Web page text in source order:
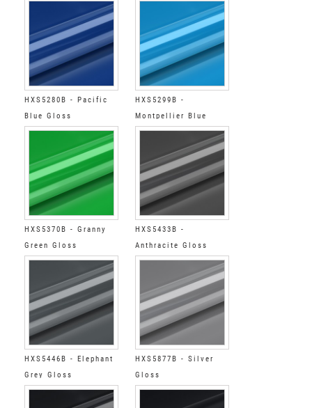
HXS5280B - Pacific
Blue Gloss
HXS5299B -
Montpellier Blue
Gloss
HXS5370B - Granny
Green Gloss
HXS5433B -
Anthracite Gloss
HXS5446B - Elephant
Grey Gloss
HXS5877B - Silver
Gloss